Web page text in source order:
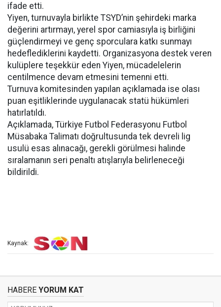
ifade etti.
Yiyen, turnuvayla birlikte TSYD’nin şehirdeki marka
değerini artırmayı, yerel spor camiasıyla iş birliğini
güçlendirmeyi ve genç sporculara katkı sunmayı
hedeflediklerini kaydetti. Organizasyona destek veren
kulüplere teşekkür eden Yiyen, mücadelelerin
centilmence devam etmesini temenni etti.
Turnuva komitesinden yapılan açıklamada ise olası
puan eşitliklerinde uygulanacak statü hükümleri
hatırlatıldı.
Açıklamada, Türkiye Futbol Federasyonu Futbol
Müsabaka Talimatı doğrultusunda tek devreli lig
usulü esas alınacağı, gerekli görülmesi halinde
sıralamanın seri penaltı atışlarıyla belirleneceği
bildirildi.
Kaynak:
HABERE YORUM KAT